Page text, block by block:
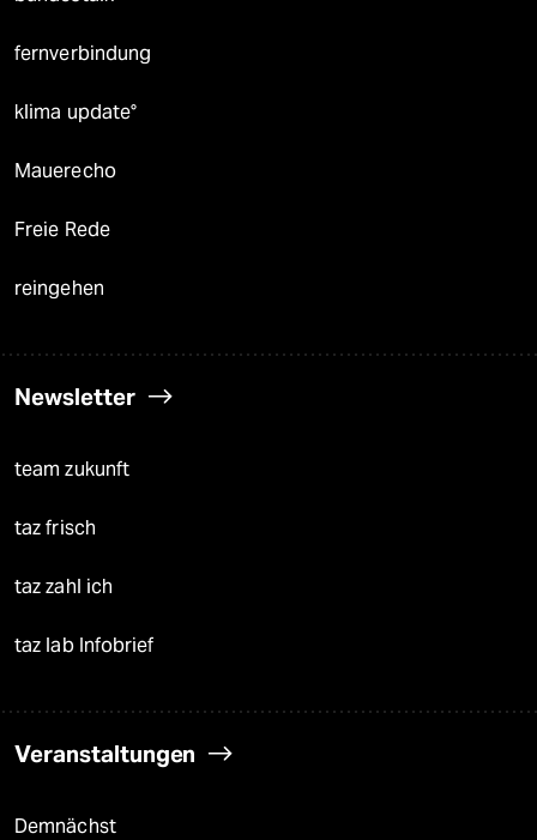
fernverbindung
klima update°
Mauerecho
Freie Rede
reingehen
Newsletter
team zukunft
taz frisch
taz zahl ich
taz lab Infobrief
Veranstaltungen
Demnächst